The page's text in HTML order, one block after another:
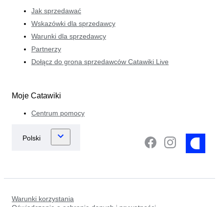
Jak sprzedawać
Wskazówki dla sprzedawcy
Warunki dla sprzedawcy
Partnerzy
Dołącz do grona sprzedawców Catawiki Live
Moje Catawiki
Centrum pomocy
Warunki korzystania